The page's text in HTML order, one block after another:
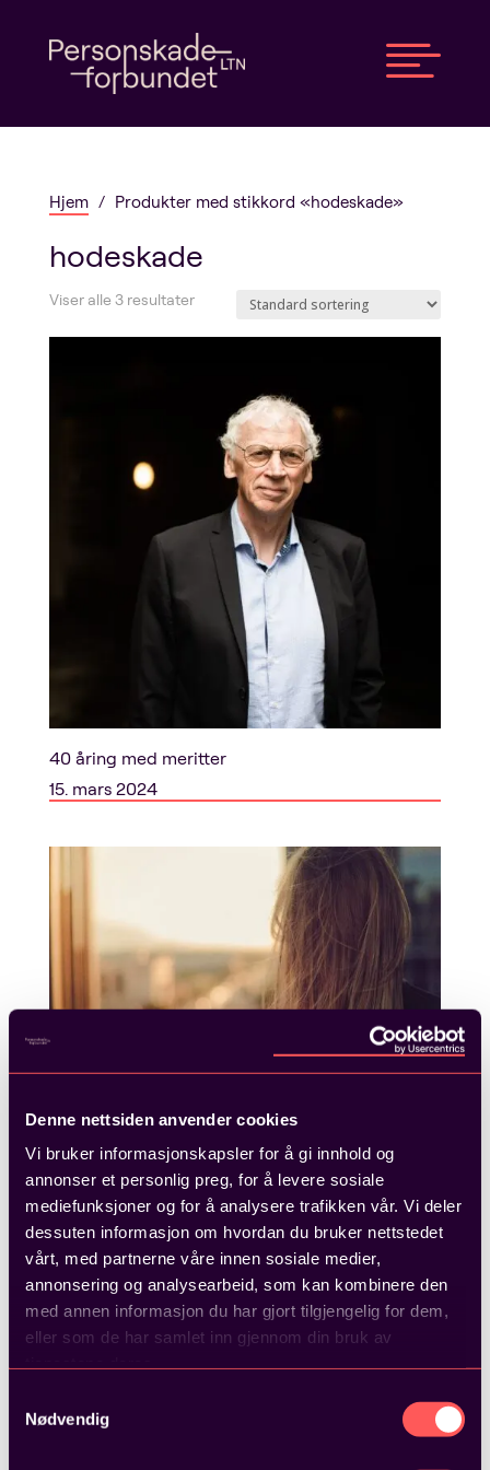
Denne nettsiden anvender cookies
Vi bruker informasjonskapsler for å gi innhold og
annonser et personlig preg, for å levere sosiale
mediefunksjoner og for å analysere trafikken vår. Vi deler
dessuten informasjon om hvordan du bruker nettstedet
vårt, med partnerne våre innen sosiale medier,
annonsering og analysearbeid, som kan kombinere den
med annen informasjon du har gjort tilgjengelig for dem,
eller som de har samlet inn gjennom din bruk av
Nødvendig

Hjem / Produkter med stikkord «hodeskade»
hodeskade
Viser alle 3 resultater
40 åring med meritter
15. mars 2024